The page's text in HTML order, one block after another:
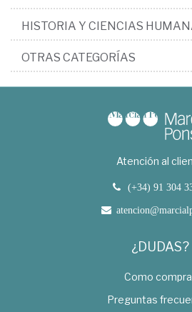
HISTORIA Y CIENCIAS
OTRAS CATEGORÍAS
Atención al
(+34) 91 304
¿DUDAS?
Como
Preguntas